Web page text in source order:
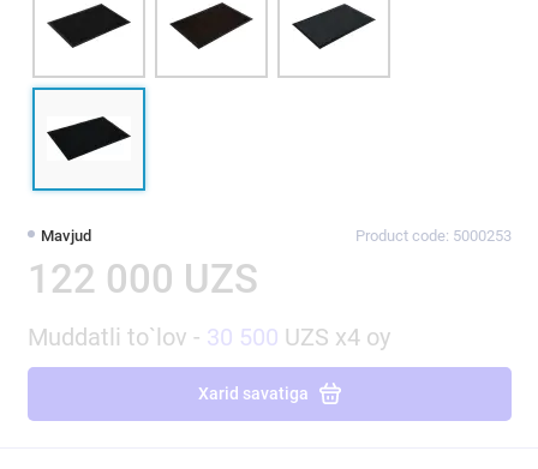
Mavjud Product code: 5000253
122 000 UZS
Muddatli to`lov - 30 500 UZS x4 oy
Xarid savatiga